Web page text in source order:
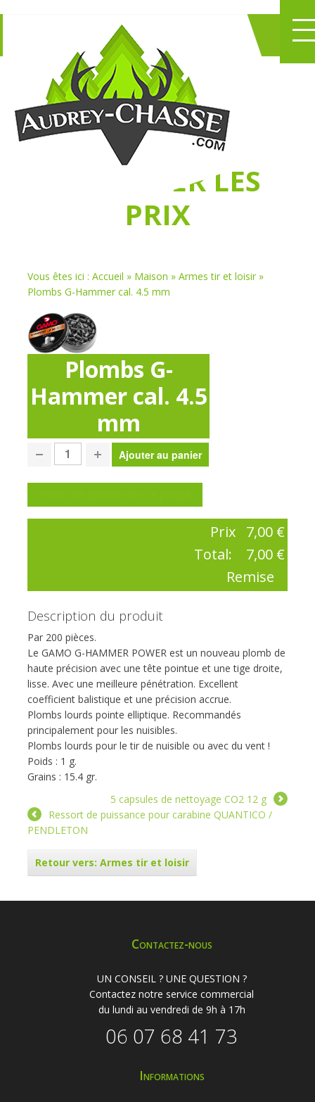
NE PERDEZ PLUS
DE TEMPS
CHASSER LES
PRIX
Vous êtes ici : Accueil » Maison » Armes tir et loisir »
Plombs G-Hammer cal. 4.5 mm
Plombs G-
Hammer cal. 4.5
mm
Prix 7,00 €
Total:
7,00 €
Remise
Description du produit
Par 200 pièces.
Le GAMO G-HAMMER POWER est un nouveau plomb de
haute précision avec une tête pointue et une tige droite,
lisse. Avec une meilleure pénétration. Excellent
coefficient balistique et une précision accrue.
Plombs lourds pointe elliptique. Recommandés
principalement pour les nuisibles.
Plombs lourds pour le tir de nuisible ou avec du vent !
Poids : 1 g.
Grains : 15.4 gr.
5 capsules de nettoyage CO2 12 g
Ressort de puissance pour carabine QUANTICO /
PENDLETON
Retour vers: Armes tir et loisir
Contactez-nous
UN CONSEIL ? UNE QUESTION ?
Contactez notre service commercial
du lundi au vendredi de 9h à 17h
06 07 68 41 73
Informations